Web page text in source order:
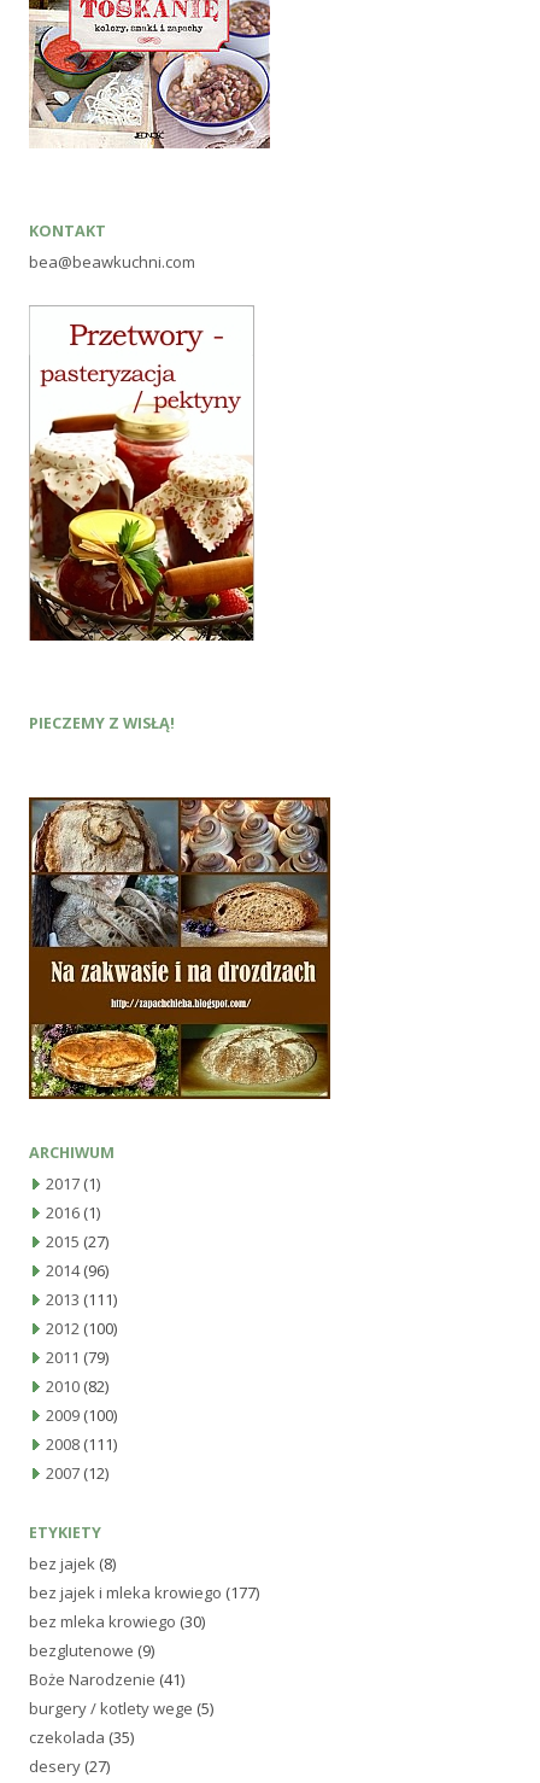
KONTAKT
bea@beawkuchni.com
PIECZEMY Z WISŁĄ!
ARCHIWUM
2017 (1)
2016 (1)
2015 (27)
2014(96)
2013 (111)
2012 (100)
2011 (79)
2010 (82)
2009 (100)
2008 (111)
2007 (12)
ETYKIETY
bez jajek (8)
bez jajek i mleka krowiego (177)
bez mleka krowiego (30)
bezglutenowe (9)
Boże Narodzenie (41)
burgery / kotlety wege (5)
czekolada (35)
desery (27)